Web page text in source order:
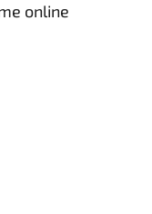
online